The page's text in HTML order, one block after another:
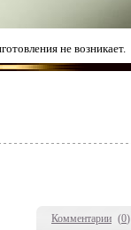
Комментарии (0)
не возникает.